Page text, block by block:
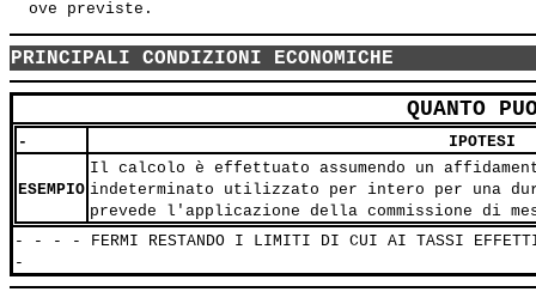
PRINCIPALI CONDIZIONI ECONOMICHE
QUANTO
- IPOTESI
ESEMPIO
Il calcolo è effettuato assumendo un
indeterminato utilizzato per intero per una
prevede l'applicazione della commissione di
- - - - FERMI RESTANDO I LIMITI DI CUI AI TASSI
-